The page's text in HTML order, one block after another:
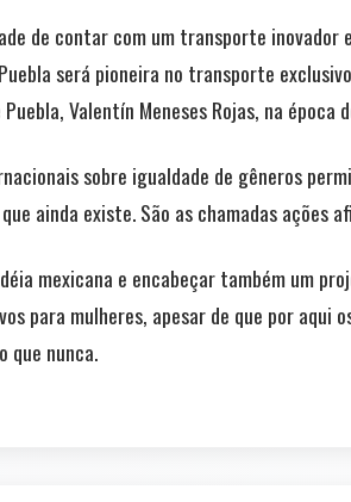
de contar com um transporte inovador
será pioneira no transporte
Valentín Meneses Rojas, na época
sobre igualdade de gêneros
ainda existe. São as chamadas ações
mexicana e encabeçar também um
para mulheres, apesar de que por
que nunca.